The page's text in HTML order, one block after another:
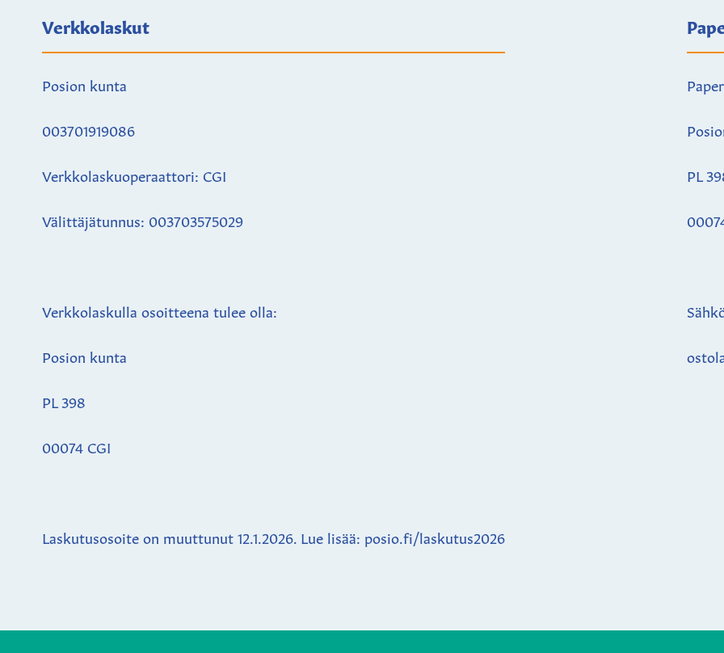
Verkkolaskut
Posion kunta
003701919086
Verkkolaskuoperaattori: CGI
Välittäjätunnus: 003703575029
Verkkolaskulla osoitteena tulee olla:
Posion kunta
PL 398
00074 CGI
Laskutusosoite on muuttunut 12.1.2026. Lue lisää: posio.fi/laskutus2026
PL